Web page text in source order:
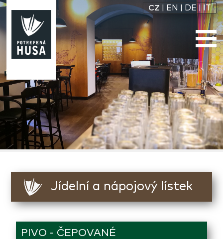
CZ EN DE|IT
Jídelní a nápojový lístek
PIVO - ČEPOVANÉ